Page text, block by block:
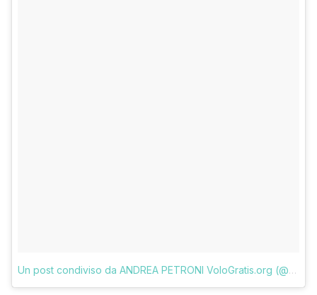
Un post condiviso da ANDREA PETRONI VoloGratis.org (@vologratis)